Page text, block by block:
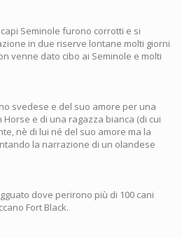
Seminole furono corrotti e si
in due riserve lontane molti giorni
venne dato cibo ai Seminole e molti
svedese e del suo amore per una
Horse e di una ragazza bianca (di cui
nè di lui né del suo amore ma la
la narrazione di un olandese
dove perirono più di 100 cani
Fort Black.